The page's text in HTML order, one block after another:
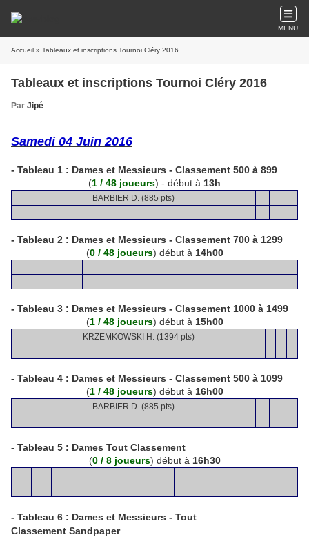
MENU
Accueil » Tableaux et inscriptions Tournoi Cléry 2016
Tableaux et inscriptions Tournoi Cléry 2016
Par Jipé
Samedi 04 Juin 2016
- Tableau 1 : Dames et Messieurs - Classement 500 à 899
(1 / 48 joueurs) - début à 13h
BARBIER D. (885 pts)
- Tableau 2 : Dames et Messieurs - Classement 700 à 1299
(0 / 48 joueurs) début à 14h00
- Tableau 3 : Dames et Messieurs - Classement 1000 à 1499
(1 / 48 joueurs) début à 15h00
KRZEMKOWSKI H. (1394 pts)
- Tableau 4 : Dames et Messieurs - Classement 500 à 1099
(1 / 48 joueurs) début à 16h00
BARBIER D. (885 pts)
- Tableau 5 : Dames Tout Classement
(0 / 8 joueurs) début à 16h30
- Tableau 6 : Dames et Messieurs - Tout
Classement Sandpaper